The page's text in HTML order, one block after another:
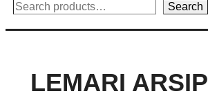
Search Search
LEMARI ARSIP